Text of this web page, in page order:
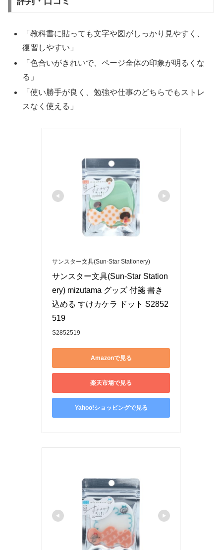
「教科書に貼っても文字や図がしっかり見やすく、
復習しやすい」
「色合いがきれいで、ページ全体の印象が明るくな
る」
「使い勝手が良く、勉強や仕事のどちらでもストレ
スなく使える」
サンスター文具(Sun-Star Stationery)
サンスター文具(Sun-Star Station
ery) mizutama グッズ 付箋 書き
込める すけカケラ ドット S2852
519
S2852519
Amazonで見る
楽天市場で見る
Yahoo!ショッピングで見る